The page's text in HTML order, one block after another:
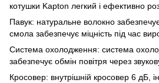
котушки Kapton легкий і ефективно
Павук: натуральне волокно
смола забезпечує міцність під час
Система охолодження: система
забезпечує обмін повітря через
Кросовер: внутрішній кросовер 6 дБ,